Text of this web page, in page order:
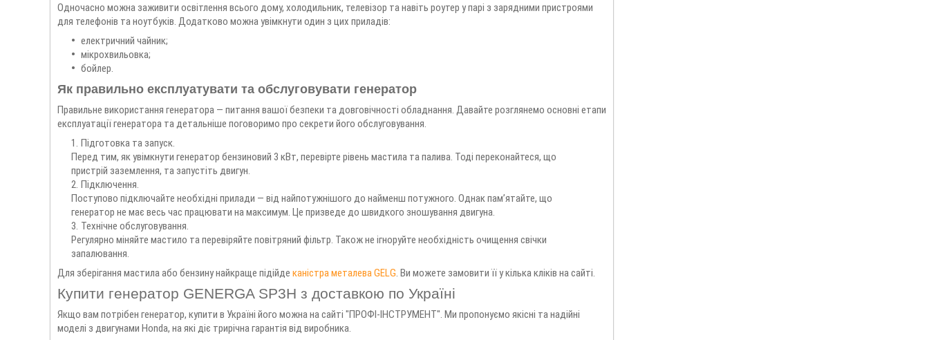
Одночасно можна заживити освітлення всього дому, холодильник, телевізор та навіть роутер у парі з зарядними пристроями
для телефонів та ноутбуків. Додатково можна увімкнути один з цих приладів:
електричний чайник;
мікрохвильовка;
бойлер.
Як правильно експлуатувати та обслуговувати генератор
Правильне використання генератора — питання вашої безпеки та довговічності обладнання. Давайте розглянемо основні етапи
експлуатації генератора та детальніше поговоримо про секрети його обслуговування.
Підготовка та запуск.
Перед тим, як увімкнути генератор бензиновий 3 кВт, перевірте рівень мастила та палива. Тоді переконайтеся, що
пристрій заземлення, та запустіть двигун.
Підключення.
Поступово підключайте необхідні прилади — від найпотужнішого до найменш потужного. Однак пам’ятайте, що
генератор не має весь час працювати на максимум. Це призведе до швидкого зношування двигуна.
Технічне обслуговування.
Регулярно міняйте мастило та перевіряйте повітряний фільтр. Також не ігноруйте необхідність очищення свічки
запалювання.
Для зберігання мастила або бензину найкраще підійде каністра металева GELG. Ви можете замовити її у кілька кліків на сайті.
Купити генератор GENERGA SP3H з доставкою по Україні
Якщо вам потрібен генератор, купити в Україні його можна на сайті "ПРОФІ-ІНСТРУМЕНТ". Ми пропонуємо якісні та надійні
моделі з двигунами Honda, на які діє трирічна гарантія від виробника.